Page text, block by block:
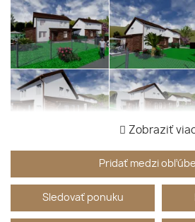
Zobraziť
Pridať medzi
Sledovať ponuku